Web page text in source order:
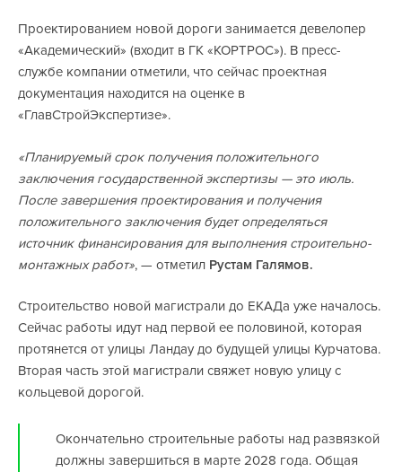
Проектированием новой дороги занимается девелопер
«Академический» (входит в ГК «КОРТРОС»). В пресс-
службе компании отметили, что сейчас проектная
документация находится на оценке в
«ГлавСтройЭкспертизе».
«Планируемый срок получения положительного
заключения государственной экспертизы — это июль.
После завершения проектирования и получения
положительного заключения будет определяться
источник финансирования для выполнения строительно-
монтажных работ», — отметил Рустам Галямов.
Строительство новой магистрали до ЕКАДа уже началось.
Сейчас работы идут над первой ее половиной, которая
протянется от улицы Ландау до будущей улицы Курчатова.
Вторая часть этой магистрали свяжет новую улицу с
кольцевой дорогой.
Окончательно строительные работы над развязкой
должны завершиться в марте 2028 года. Общая